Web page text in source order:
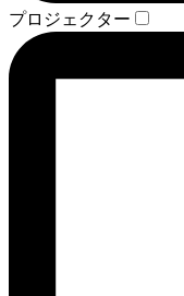
プロジェクター